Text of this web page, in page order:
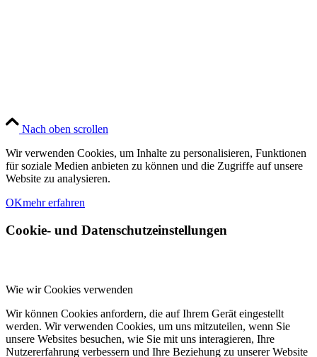
Nach oben scrollen
Wir verwenden Cookies, um Inhalte zu personalisieren, Funktionen
für soziale Medien anbieten zu können und die Zugriffe auf unsere
Website zu analysieren.
OKmehr erfahren
Cookie- und Datenschutzeinstellungen
Wie wir Cookies verwenden
Wir können Cookies anfordern, die auf Ihrem Gerät eingestellt
werden. Wir verwenden Cookies, um uns mitzuteilen, wenn Sie
unsere Websites besuchen, wie Sie mit uns interagieren, Ihre
Nutzererfahrung verbessern und Ihre Beziehung zu unserer Website